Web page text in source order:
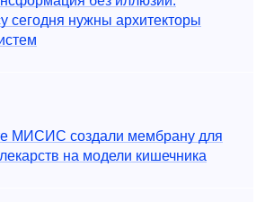
сегодня нужны архитекторы
МИСИС создали мембрану для
на модели кишечника